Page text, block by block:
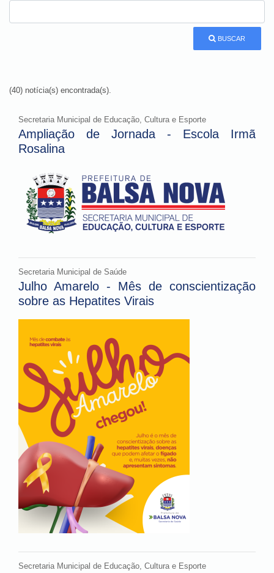
BUSCAR
(40) notícia(s) encontrada(s).
Secretaria Municipal de Educação, Cultura e Esporte
Ampliação de Jornada - Escola Irmã
Rosalina
Secretaria Municipal de Saúde
Julho Amarelo - Mês de conscientização
sobre as Hepatites Virais
Secretaria Municipal de Educação, Cultura e Esporte